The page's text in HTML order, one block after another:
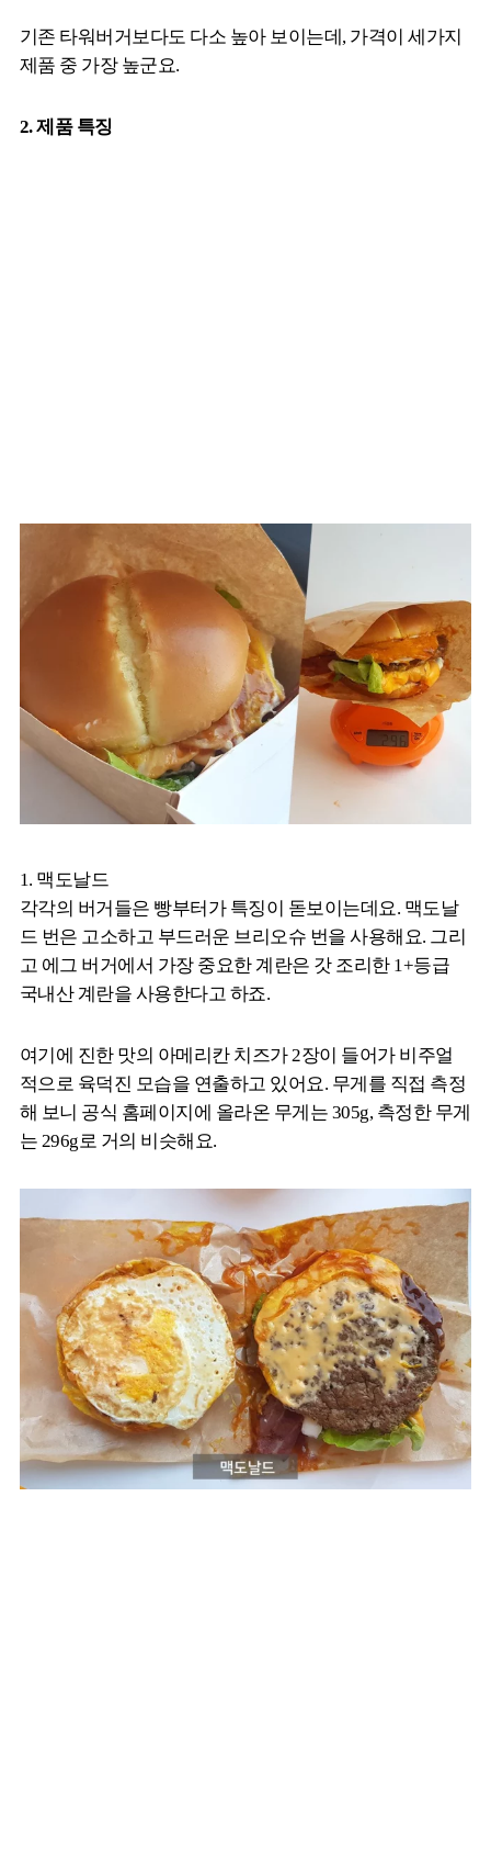
기존 타워버거보다도 다소 높아 보이는데, 가격이 세가지
제품 중 가장 높군요.
2. 제품 특징
1. 맥도날드
각각의 버거들은 빵부터가 특징이 돋보이는데요. 맥도날
드 번은 고소하고 부드러운 브리오슈 번을 사용해요. 그리
고 에그 버거에서 가장 중요한 계란은 갓 조리한 1+등급
국내산 계란을 사용한다고 하죠.
여기에 진한 맛의 아메리칸 치즈가 2장이 들어가 비주얼
적으로 육덕진 모습을 연출하고 있어요. 무게를 직접 측정
해 보니 공식 홈페이지에 올라온 무게는 305g, 측정한 무게
는 296g로 거의 비슷해요.